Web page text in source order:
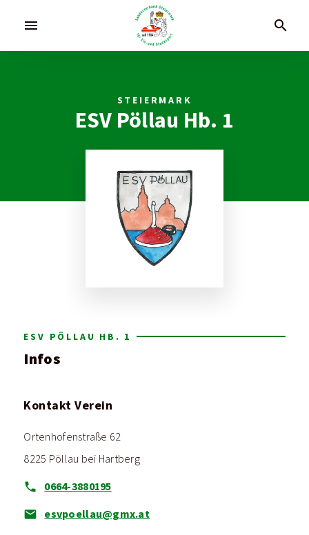
menu search
STEIERMARK
ESV Pöllau Hb. 1
ESV PÖLLAU HB. 1
Infos
Kontakt Verein
Ortenhofenstraße 62
8225 Pöllau bei Hartberg
0664-3880195
esvpoellau@gmx.at